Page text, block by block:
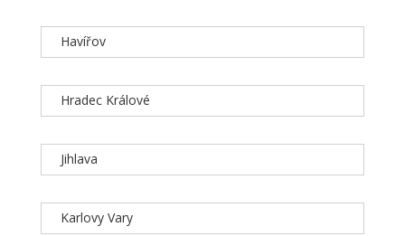
Havířov
Hradec Králové
Jihlava
Karlovy Vary